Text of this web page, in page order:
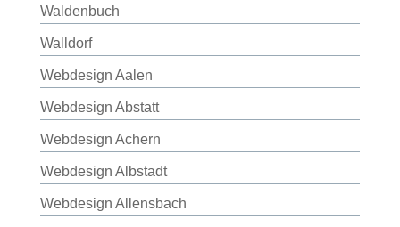
Waldenbuch
Walldorf
Webdesign Aalen
Webdesign Abstatt
Webdesign Achern
Webdesign Albstadt
Webdesign Allensbach